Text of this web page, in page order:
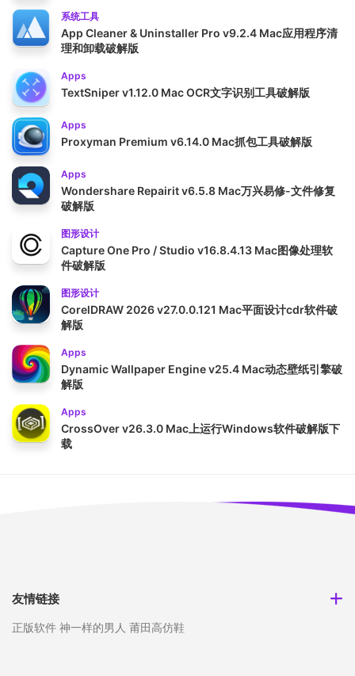
系统工具
App Cleaner & Uninstaller Pro v9.2.4 Mac应用程序清
理和卸载破解版
Apps
TextSniper v1.12.0 Mac OCR文字识别工具破解版
Apps
Proxyman Premium v6.14.0 Mac抓包工具破解版
Apps
Wondershare Repairit v6.5.8 Mac万兴易修-文件修复
破解版
图形设计
Capture One Pro / Studio v16.8.4.13 Mac图像处理软
件破解版
图形设计
CorelDRAW 2026 v27.0.0.121 Mac平面设计cdr软件破
解版
Apps
Dynamic Wallpaper Engine v25.4 Mac动态壁纸引擎破
解版
Apps
CrossOver v26.3.0 Mac上运行Windows软件破解版下
载
友情链接
正版软件 神一样的男人 莆田高仿鞋